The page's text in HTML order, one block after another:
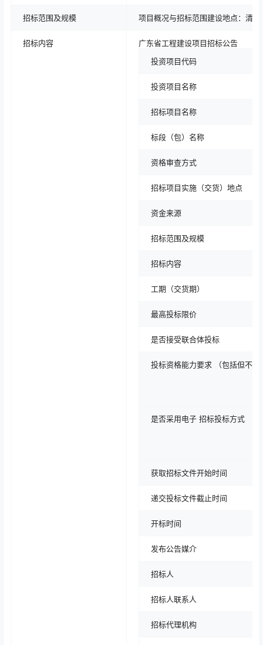
招标范围及规模 项目概况与招标范围建设地点：清
招标内容
广东省工程建设项目招标公告
投资项目代码
投资项目名称
招标项目名称
标段（包）名称
资格审查方式
招标项目实施（交货）地点
资金来源
招标范围及规模
招标内容
工期（交货期）
最高投标限价
是否接受联合体投标
投标资格能力要求 （包括但不
是否采用电子 招标投标方式
获取招标文件开始时间
递交投标文件截止时间
开标时间
发布公告媒介
招标人
招标人联系人
招标代理机构